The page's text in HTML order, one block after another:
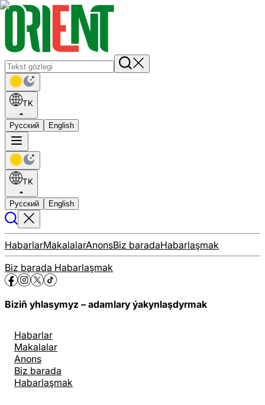
TK
Русский English
TK
Русский English
HabarlarMakalalarAnonsBiz baradaHabarlaşmak
Biz barada Habarlaşmak
Biziň yhlasymyz – adamlary ýakynlaşdyrmak
Habarlar
Makalalar
Anons
Biz barada
Habarlaşmak